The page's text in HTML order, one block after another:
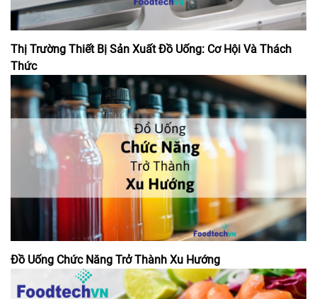
Thị Trường Thiết Bị Sản Xuất Đồ Uống: Cơ Hội Và Thách
Thức
Đồ Uống Chức Năng Trở Thành Xu Hướng